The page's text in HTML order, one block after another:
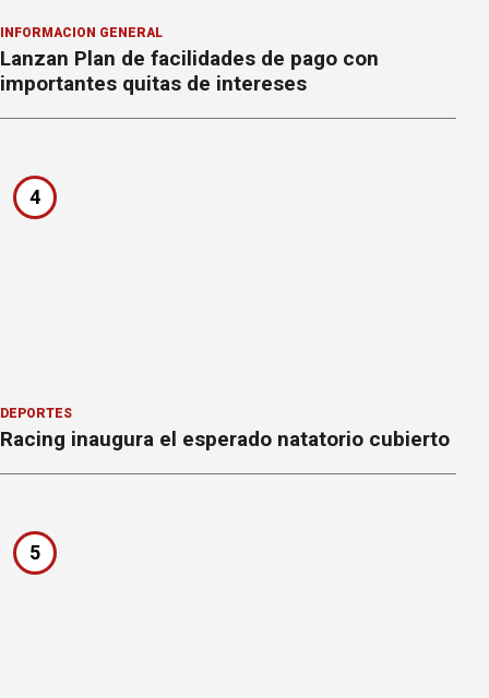
INFORMACION GENERAL
Lanzan Plan de facilidades de pago con
importantes quitas de intereses
4
DEPORTES
Racing inaugura el esperado natatorio cubierto
5